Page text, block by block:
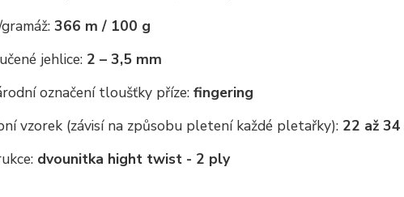
366 m / 100 g
jehlice: 2 – 3,5 mm
označení tloušťky příze: fingering
vzorek (závisí na způsobu pletení každé pletařky): 22 až 34
dvounitka hight twist - 2 ply